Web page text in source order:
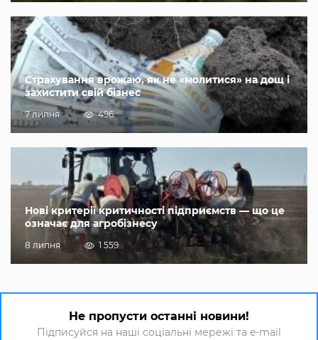
Страхування врожаю, як не «молитися» на дощ і
захистити свій бізнес
7 липня 496
Нові критерії критичності підприємств — що це
означає для агробізнесу
8 липня 1 559
Не пропусти останні новини!
Підписуйся на наші соціальні мережі та e-mail